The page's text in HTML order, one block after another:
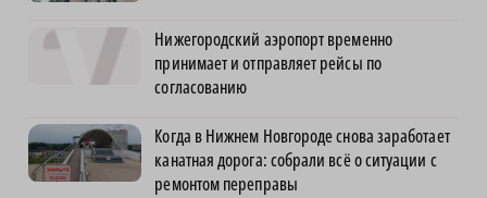
Нижегородский аэропорт временно
принимает и отправляет рейсы по
согласованию
Когда в Нижнем Новгороде снова заработает
канатная дорога: собрали всё о ситуации с
ремонтом переправы